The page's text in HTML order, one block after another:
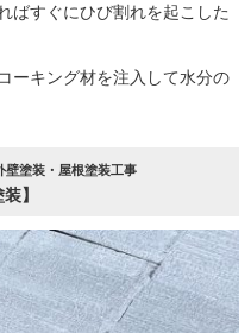
ばすぐにひび割れを起こした
ーキング材を注入して水分の
塗装・屋根塗装工事
】